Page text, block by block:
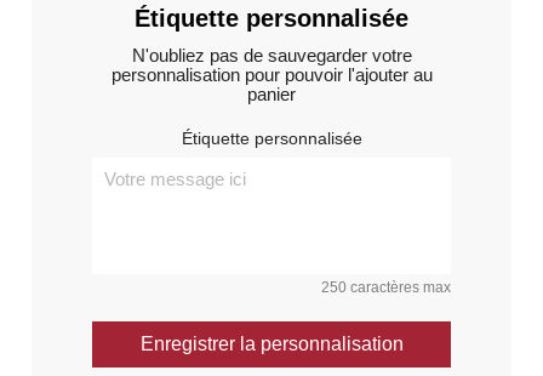
Étiquette personnalisée
N'oubliez pas de sauvegarder votre
personnalisation pour pouvoir l'ajouter au
panier
Étiquette personnalisée
250 caractères max
Enregistrer la personnalisation